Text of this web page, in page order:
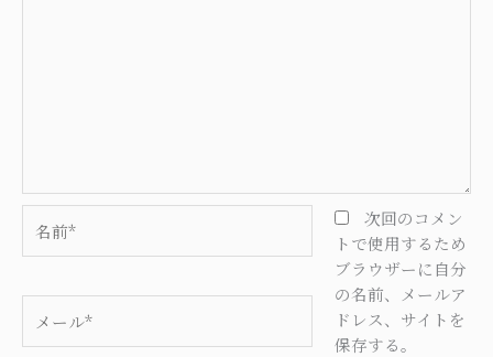
前
ー
次回のコメン
トで使用するため
ブラウザーに自分
の名前、メールア
ドレス、サイトを
保存する。